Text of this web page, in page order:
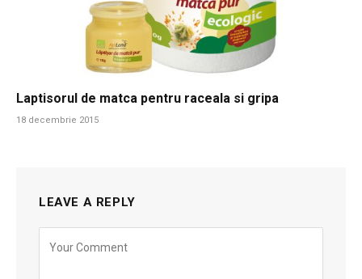
Laptisorul de matca pentru raceala si gripa
18 decembrie 2015
LEAVE A REPLY